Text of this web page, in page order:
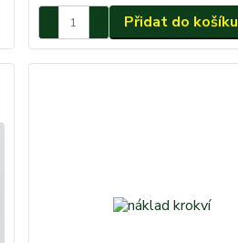
Přidat do košíku